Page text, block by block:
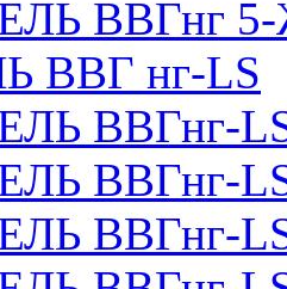
ВВГнг
ВВГ нг-LS
ВВГнг-
ВВГнг-
ВВГнг-